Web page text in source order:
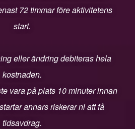
72 timmar före aktivitetens
start.
eller ändring debiteras hela
kostnaden.
vara på plats 10 minuter innan
annars riskerar ni att få
tidsavdrag.